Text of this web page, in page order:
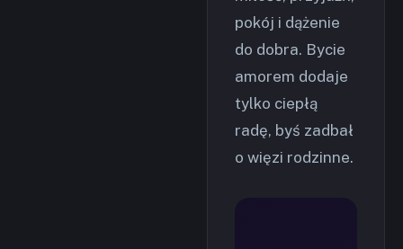
pokój i dążenie
do dobra. Bycie
amorem dodaje
tylko ciepłą
radę, byś zadbał
o więzi rodzinne.